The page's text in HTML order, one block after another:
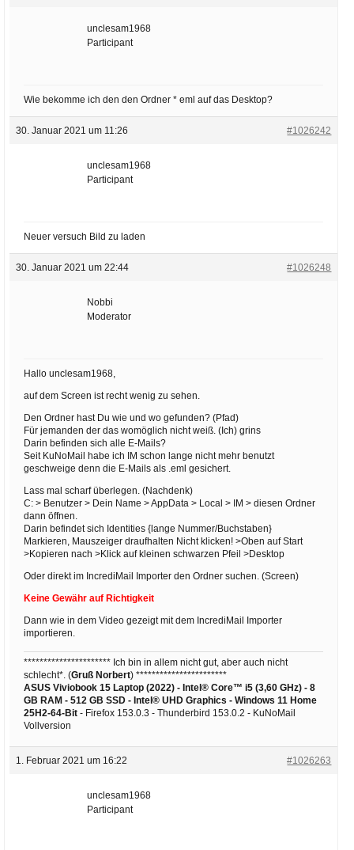
unclesam1968
Participant
Wie bekomme ich den den Ordner * eml auf das Desktop?
30. Januar 2021 um 11:26 #1026242
unclesam1968
Participant
Neuer versuch Bild zu laden
30. Januar 2021 um 22:44 #1026248
Nobbi
Moderator
Hallo unclesam1968,
auf dem Screen ist recht wenig zu sehen.
Den Ordner hast Du wie und wo gefunden? (Pfad)
Für jemanden der das womöglich nicht weiß. (Ich) grins
Darin befinden sich alle E-Mails?
Seit KuNoMail habe ich IM schon lange nicht mehr benutzt
geschweige denn die E-Mails als .eml gesichert.
Lass mal scharf überlegen. (Nachdenk)
C: > Benutzer > Dein Name > AppData > Local > IM > diesen Ordner
dann öffnen.
Darin befindet sich Identities {lange Nummer/Buchstaben}
Markieren, Mauszeiger draufhalten Nicht klicken! >Oben auf Start
>Kopieren nach >Klick auf kleinen schwarzen Pfeil >Desktop
Oder direkt im IncrediMail Importer den Ordner suchen. (Screen)
Keine Gewähr auf Richtigkeit
Dann wie in dem Video gezeigt mit dem IncrediMail Importer
importieren.
********************** Ich bin in allem nicht gut, aber auch nicht
schlecht*. (Gruß Norbert) ***********************
ASUS Viviobook 15 Laptop (2022) - Intel® Core™ i5 (3,60 GHz) - 8
GB RAM - 512 GB SSD - Intel® UHD Graphics - Windows 11 Home
25H2-64-Bit- Firefox 153.0.3 - Thunderbird 153.0.2 - KuNoMail
Vollversion
1. Februar 2021 um 16:22 #1026263
unclesam1968
Participant